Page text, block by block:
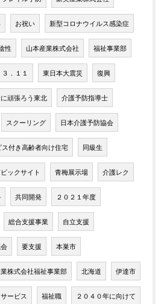
お祝い 新型コロナウイルス感染症
性 山本産業株式会社 福祉事業部
３．１１ 東日本大震災 復興
頑張ろう東北 介護予防指導士
スクーリング 日本介護予防協会
付き高齢者向け住宅 同級生
ックサイト 青梅展示場 介護レク
共同開発 ２０２１年度
総合支援事業 自立支援
要支援 本巣市
株式会社福祉事業部 北海道 伊達市
ービス 福祉職 ２０４０年に向けて